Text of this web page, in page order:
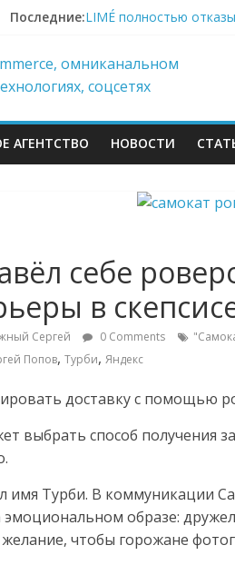
Последние:LIMÉ полностью
«Зоомаркет» Ленты
67,4% селлеров
АГЕНТСТВО НОВОСТИ
себе
в
Сергей 0 Comments
Попов, Турби, Яндекс
доставку с помощью
выбрать способ получения
имя Турби. В коммуникации
эмоциональном образе:
чтобы горожане